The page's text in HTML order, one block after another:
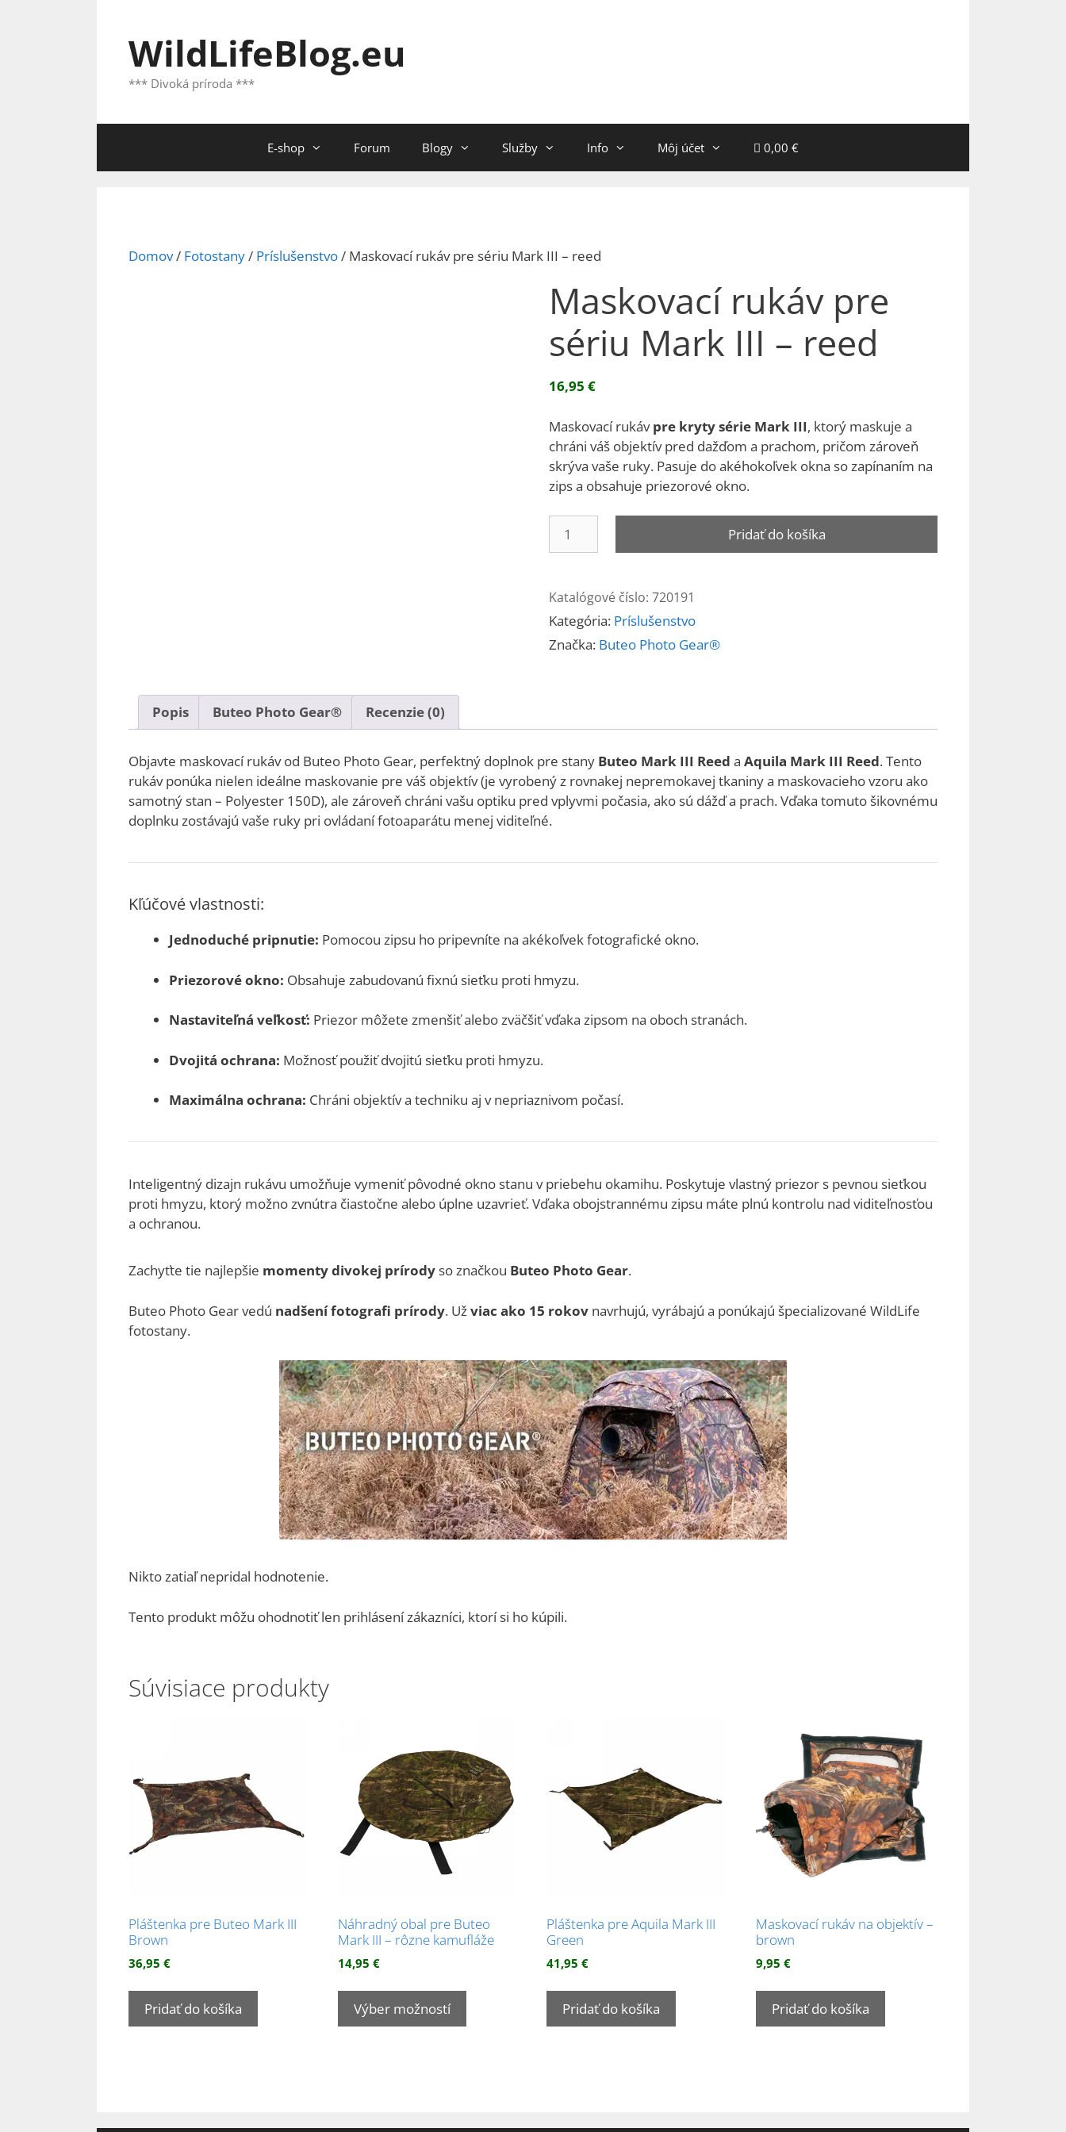
WildLifeBlog.eu
*** Divoká príroda ***
E-shop Forum Blogy Služby Info Môj účet 0,00 €
Domov/ Fotostany/ Príslušenstvo/ Maskovací rukáv pre sériu Mark III – reed
Maskovací rukáv pre
sériu Mark III – reed
16,95€
Maskovací rukávpre kryty série Mark III, ktorý maskuje a
chráni váš objektív pred dažďom a prachom, pričom zároveň
skrýva vaše ruky. Pasuje do akéhokoľvek okna so zapínaním na
zips a obsahuje priezorové okno.
Maskovací
sériu
Mark
III
Pridať do košíka
Katalógové číslo:720191
Kategória: Príslušenstvo
Značka: Buteo Photo Gear®
Popis Buteo Photo Gear® Recenzie (0)
Objavte maskovací rukáv od Buteo Photo Gear, perfektný doplnok pre stany Buteo Mark III Reed a Aquila Mark III Reed.Tento
rukáv ponúka nielen ideálne maskovanie pre váš objektív (je vyrobený z rovnakej nepremokavej tkaniny a maskovacieho vzoru ako
samotný stan – Polyester 150D), ale zároveň chráni vašu optiku pred vplyvmi počasia, ako sú dážď a prach.Vďaka tomuto šikovnému
doplnku zostávajú vaše ruky pri ovládaní fotoaparátu menej viditeľné.
Kľúčové vlastnosti:
Jednoduché pripnutie: Pomocou zipsu ho pripevníte na akékoľvek fotografické okno.
Priezorové okno: Obsahuje zabudovanú fixnú sieťku proti hmyzu.
Nastaviteľná veľkosť: Priezor môžete zmenšiť alebo zväčšiť vďaka zipsom na oboch stranách.
Dvojitá ochrana: Možnosť použiť dvojitú sieťku proti hmyzu.
Maximálna ochrana: Chráni objektív a techniku aj v nepriaznivom počasí.
Inteligentný dizajn rukávu umožňuje vymeniť pôvodné okno stanu v priebehu okamihu. Poskytuje vlastný priezor s pevnou sieťkou
proti hmyzu, ktorý možno zvnútra čiastočne alebo úplne uzavrieť.Vďaka obojstrannému zipsu máte plnú kontrolu nad viditeľnosťou
a ochranou.
Zachyťte tie najlepšie momenty divokej prírody so značkou Buteo Photo Gear.
Buteo Photo Gear vedú nadšení fotografi prírody. Užviac ako 15 rokov navrhujú, vyrábajú a ponúkajú špecializované WildLife
fotostany.
Nikto zatiaľ nepridal hodnotenie.
Tento produkt môžu ohodnotiť len prihlásení zákazníci, ktorí si ho kúpili.
Súvisiace produkty
Pláštenka pre Buteo Mark III
Brown
36,95 €
Pridať do košíka
Náhradný obal pre Buteo
Mark III – rôzne kamufláže
14,95 €
Výber možností
Tento
má
môžete
Pláštenka pre Aquila Mark III
Green
41,95€
Pridať do košíka
Maskovací rukáv na objektív –
brown
9,95 €
Pridať do košíka